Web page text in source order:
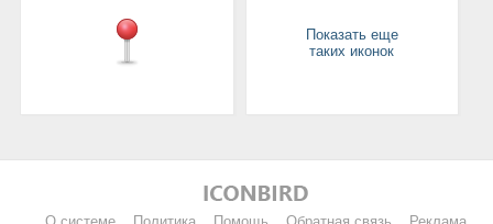
Показать еще
таких иконок